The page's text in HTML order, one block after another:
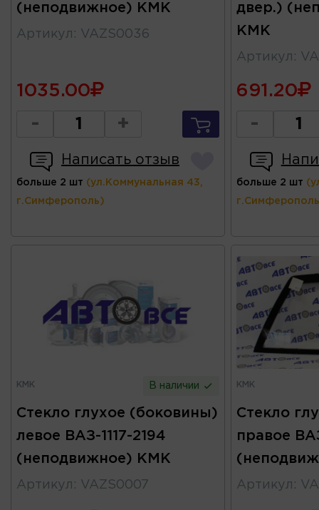
(неподвижное) КМК
Артикул : VAZS0036
1035.00
- +
Написать отзыв
больше 2 шт (ул.Коммунальная 43,
г.Симферополь)
двер.)
КМК
Артикул :
691.20
-
больше 2 шт
КМК В наличии
Стекло глухое (боковины)
левое ВАЗ-1117-2194
(неподвижное) КМК
Артикул : VAZS0007
КМК
Стекло
правое
Артикул :